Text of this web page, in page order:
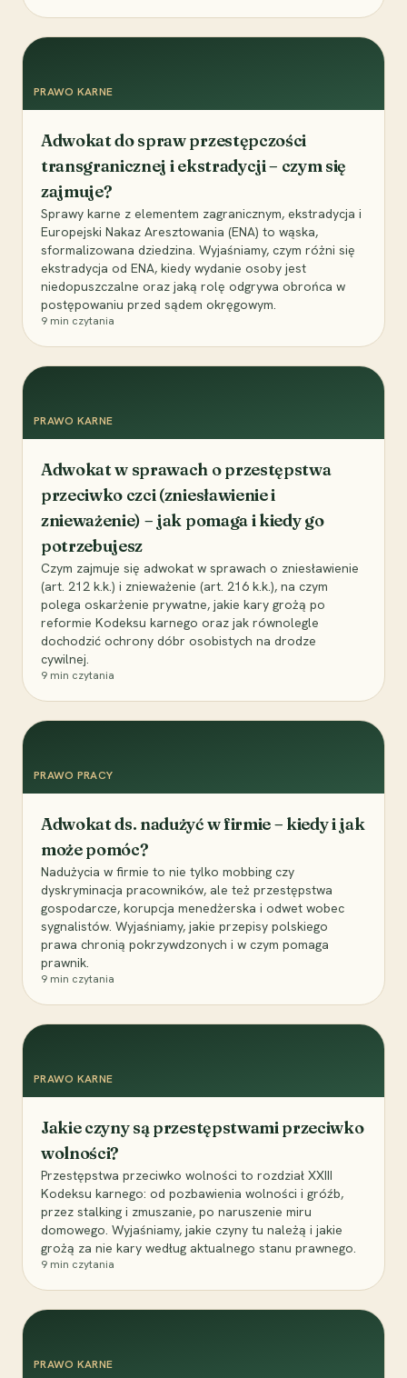
PRAWO KARNE
Adwokat do spraw przestępczości
transgranicznej i ekstradycji – czym się
zajmuje?
Sprawy karne z elementem zagranicznym, ekstradycja i
Europejski Nakaz Aresztowania (ENA) to wąska,
sformalizowana dziedzina. Wyjaśniamy, czym różni się
ekstradycja od ENA, kiedy wydanie osoby jest
niedopuszczalne oraz jaką rolę odgrywa obrońca w
postępowaniu przed sądem okręgowym.
9 min czytania
PRAWO KARNE
Adwokat w sprawach o przestępstwa
przeciwko czci (zniesławienie i
znieważenie) – jak pomaga i kiedy go
potrzebujesz
Czym zajmuje się adwokat w sprawach o zniesławienie
(art. 212 k.k.) i znieważenie (art. 216 k.k.), na czym
polega oskarżenie prywatne, jakie kary grożą po
reformie Kodeksu karnego oraz jak równolegle
dochodzić ochrony dóbr osobistych na drodze
cywilnej.
9 min czytania
PRAWO PRACY
Adwokat ds. nadużyć w firmie – kiedy i jak
może pomóc?
Nadużycia w firmie to nie tylko mobbing czy
dyskryminacja pracowników, ale też przestępstwa
gospodarcze, korupcja menedżerska i odwet wobec
sygnalistów. Wyjaśniamy, jakie przepisy polskiego
prawa chronią pokrzywdzonych i w czym pomaga
prawnik.
9 min czytania
PRAWO KARNE
Jakie czyny są przestępstwami przeciwko
wolności?
Przestępstwa przeciwko wolności to rozdział XXIII
Kodeksu karnego: od pozbawienia wolności i gróźb,
przez stalking i zmuszanie, po naruszenie miru
domowego. Wyjaśniamy, jakie czyny tu należą i jakie
grożą za nie kary według aktualnego stanu prawnego.
9 min czytania
PRAWO KARNE